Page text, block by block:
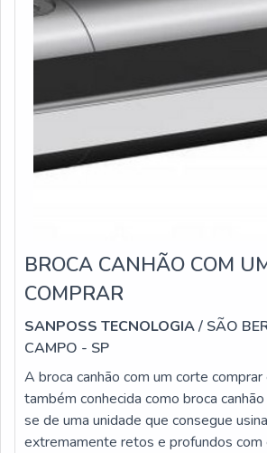
BROCA CANHÃO COM
COMPRAR
SANPOSS TECNOLOGIA/ SÃO
CAMPO - SP
A broca canhão com um corte
também conhecida como broca
se de uma unidade que consegue
extremamente retos e profundos com